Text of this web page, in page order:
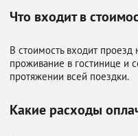
Что входит в
В стоимость входит
проживание в гостинице и
протяжении всей поездки.
Какие расходы